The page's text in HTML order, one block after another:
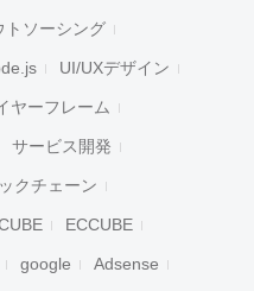
トソーシング
UI/UXデザイン
ヤーフレーム
サービス開発
クチェーン
ECCUBE
google Adsense